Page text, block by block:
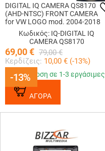
-13%
DIGITAL IQ CAMERA QS8170
(AHD-NTSC) FRONT CAMERA
for VW LOGO mod. 2004-2018
(44mm)Κωδικός: IQ-DIGITAL IQ
CAMERA QS8170
69,00€ 79,00 €
Κερδίζεις: 10,00 € (-13%)
-13%
Παράδοση σε 1-3 εργάσιμες
ΑΓΟΡΑ